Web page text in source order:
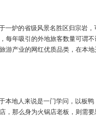
一炉的省级风景名胜区归宗岩，
每年吸引的外地旅客数量可谓不
游产业的网红优质品类，在本地
本地人来说是一门学问，以板鸭
，那么身为火锅店老板，则需要